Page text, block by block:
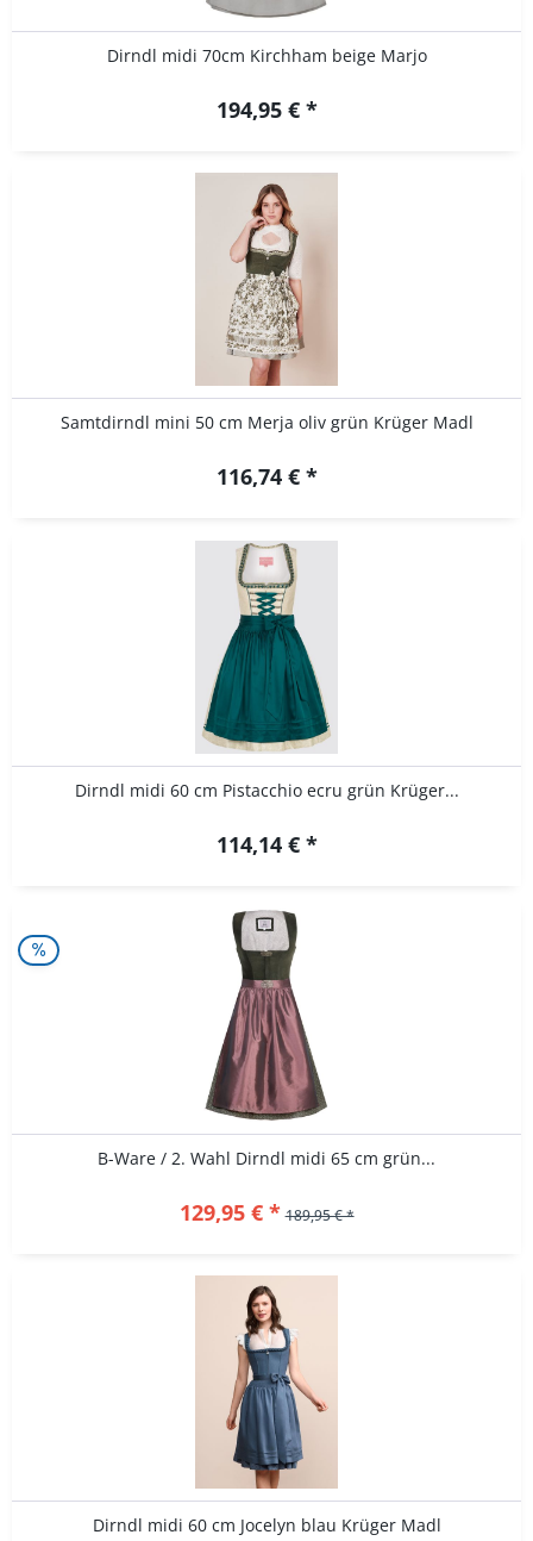
Dirndl midi 70cm Kirchham beige Marjo
194,95 € *
Samtdirndl mini 50 cm Merja oliv grün Krüger Madl
116,74 € *
Dirndl midi 60 cm Pistacchio ecru grün Krüger...
114,14 € *
B-Ware / 2. Wahl Dirndl midi 65 cm grün...
129,95 € * 189,95 € *
Dirndl midi 60 cm Jocelyn blau Krüger Madl